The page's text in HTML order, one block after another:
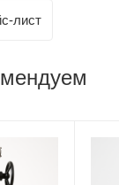
лист